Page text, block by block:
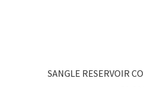
SANGLE RESERVOIR